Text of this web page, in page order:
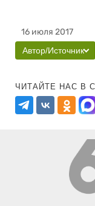
16 июля 2017
Автор/Источник
ЧИТАЙТЕ НАС В